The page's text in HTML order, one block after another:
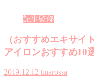
記事監修
（おすすめエキサイ
アイロンおすすめ10
2019.12.12 tinarossa